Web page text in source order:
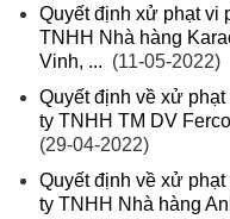
Quyết định xử phạt vi
TNHH Nhà hàng
Vinh, ... (11-05-2022)
Quyết định về xử
ty TNHH TM DV
(29-04-2022)
Quyết định về xử
ty TNHH Nhà hàng